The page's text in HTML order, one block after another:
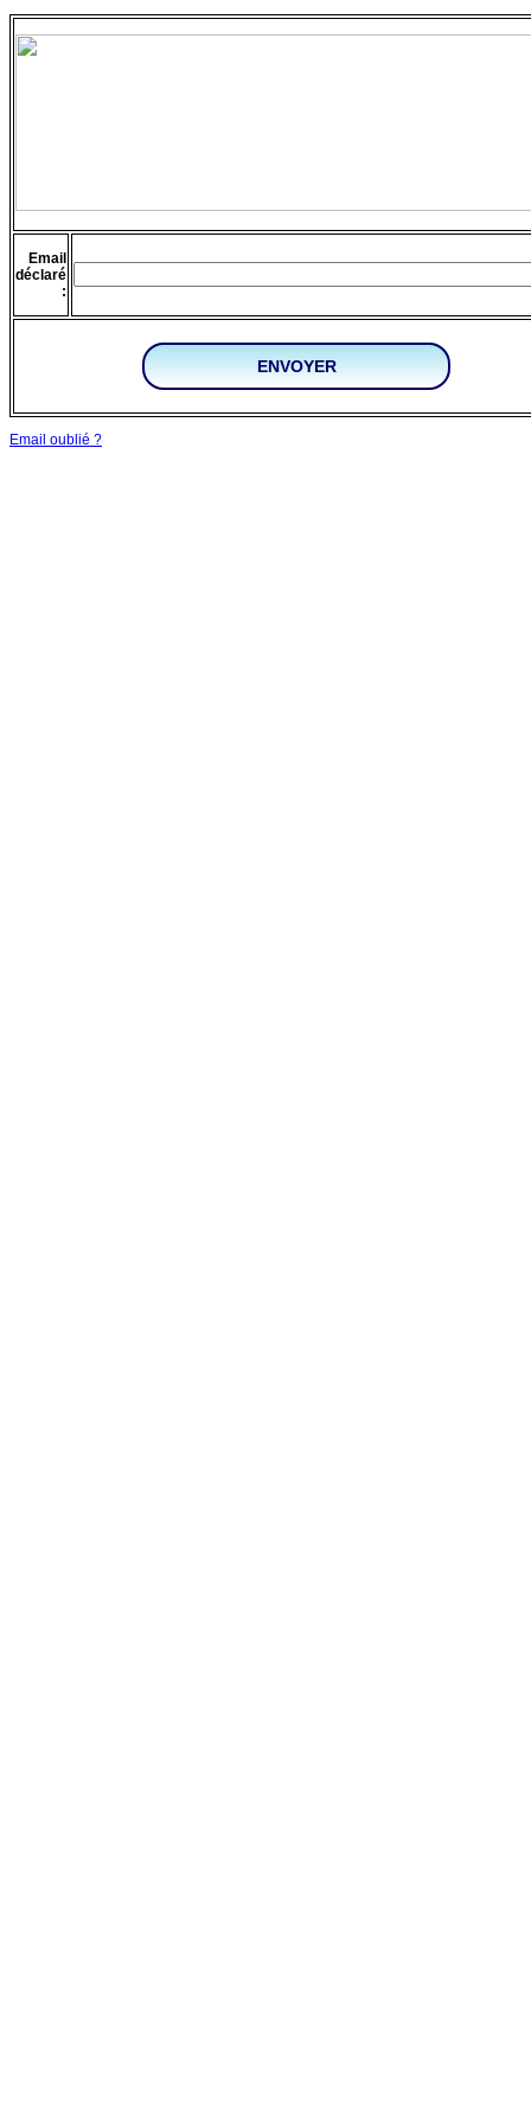
Email
déclaré
:
Email oublié ?